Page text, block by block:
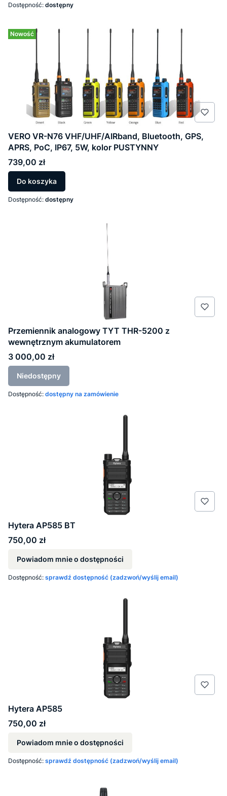
Dostępność: dostępny
Nowość
VERO VR-N76 VHF/UHF/AIRband, Bluetooth, GPS,
APRS, PoC, IP67, 5W, kolor PUSTYNNY
Cena
739,00 zł
Do koszyka
Dostępność: dostępny
Przemiennik analogowy TYT THR-5200 z
wewnętrznym akumulatorem
Cena
3 000,00 zł
Niedostępny
Dostępność: dostępny na zamówienie
Hytera AP585 BT
Cena
750,00 zł
Powiadom mnie o dostępności
Dostępność: sprawdź dostępność (zadzwoń/wyślij email)
Hytera AP585
Cena
750,00 zł
Powiadom mnie o dostępności
Dostępność: sprawdź dostępność (zadzwoń/wyślij email)